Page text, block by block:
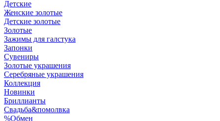
Детские
Женские золотые
Детские золотые
Золотые
Зажимы для галстука
Запонки
Сувениры
Золотые украшения
Серебряные украшения
Коллекция
Новинки
Бриллианты
Свадьба&помолвка
%Обмен